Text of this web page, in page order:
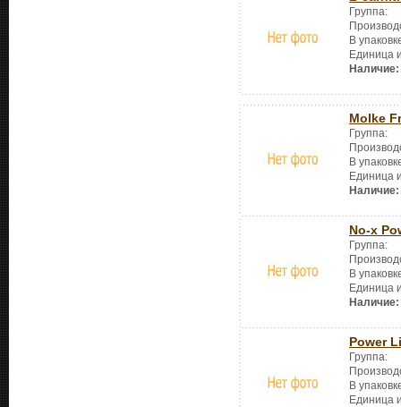
Группа:
В
Единица
Наличие:
Molke
Группа:
В
Единица
Наличие:
No-x
Группа:
В
Единица
Наличие:
Power
Группа:
В
Единица